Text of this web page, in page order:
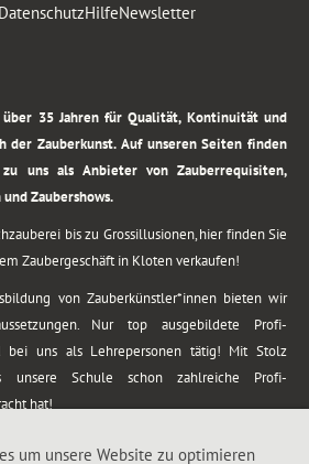
DatenschutzHilfeNewsletter
35 Jahren für Qualität, Kontinuität und
der Zauberkunst. Auf unseren Seiten finden
uns als Anbieter von Zauberrequisiten,
Zaubershows.
bis zu Grossillusionen, hier finden Sie
Zaubergeschäft in Kloten verkaufen!
von Zauberkünstler*innen bieten wir
Nur top ausgebildete Profi-
bei uns als Lehrepersonen tätig! Mit Stolz
unsere Schule schon zahlreiche Profi-
hat!
um unsere Website zu optimieren